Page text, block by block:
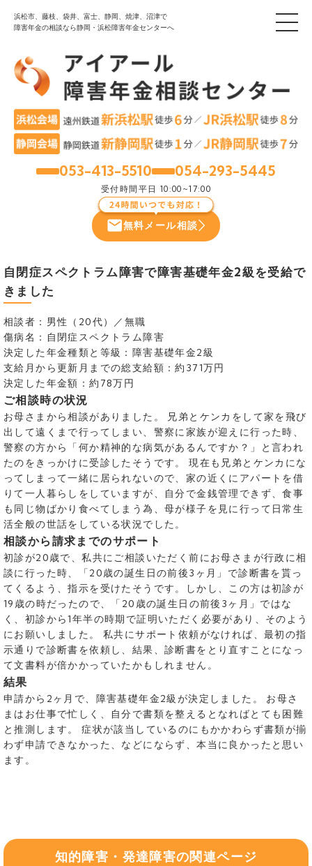
浜松市、藤枝、袋井、富士、静岡、焼津、沼津で
障害年金の相談なら静岡・浜松障害年金センターへ
053-413-5510 054-293-5445
受付時間 平日 10:00~17:00
無料メール相談
自閉症スペクトラム障害で障害基礎年金2級を受給で
きました
相談者：男性（20代）／無職
傷病名：自閉症スペクトラム障害
決定した年金種類と等級：障害基礎年金2級
支給月から更新月までの総支給額：約371万円
決定した年金額：約78万円
ご相談時の状況
お母さまから相談がありました。 兄弟とケンカをして家を飛び
出して遠くまで行ってしまい、警察に家族が迎えに行った時、
警察の方から「何か精神的な病気があるんですか？」と言われ
たのをきっかけに受診したそうです。 現在も兄弟とケンカにな
ってしまって一緒に居られないので、家の近くにアパートを借
りて一人暮らしをしていますが、自分で金銭管理できず、食事
も同じ物ばかり食べてしまう為、母が様子を見に行って日常生
活全般の世話をしている状況でした。
相談から請求までのサポート
初診が20歳で、私共にご相談いただく前にお母さまが行政に相
談に行った時、「20歳の誕生日の前後3ヶ月」で診断書を貰っ
てくるよう、指示を受けたそうです。しかし、この方は初診が
19歳の時だったので、「20歳の誕生日の前後3ヶ月」ではな
く、初診から1年半の時期で証明いただく必要があり、そのよう
にお願いしました。 私共にサポート依頼がなければ、最初の指
示通りで診断書を依頼し、結果、診断書をとり直すことになっ
て文書料が倍かかっていたかもしれません。
結果
申請から2ヶ月で、障害基礎年金2級が決定しました。 お母さ
まはお仕事で忙しく、自分で書類を整えるとなればとても困難
と推測します。 症状が該当しているのにもかかわらず書類が揃
わず申請できなかった、などにならず、本当に良かったと思い
ます。
知的障害・発達障害の関連ページ